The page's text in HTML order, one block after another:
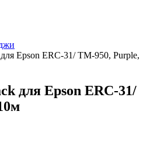
Epson ERC-31/ TM-950, Purple,
для Epson ERC-31/